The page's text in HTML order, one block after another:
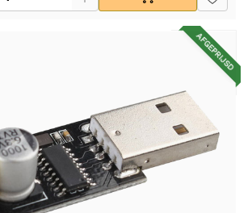
AFGEPRIJSD